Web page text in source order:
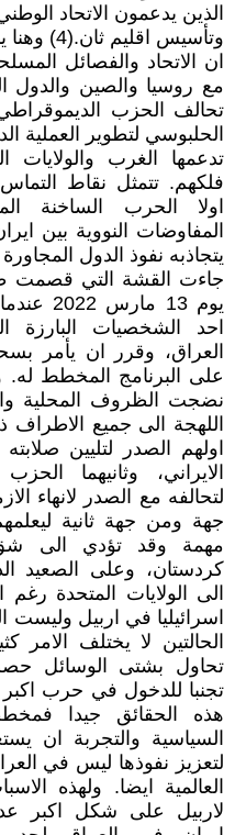
الذين يدعمون الاتحاد
وتأسيس
ان الاتحاد والفصائل
مع روسيا والصين والدول
تحالف الحزب
الحلبوسي لتطوير العملية
تدعمها الغرب والولايات
فلكهم. تتمثل نقاط
اولا الحرب الساخنة
المفاوضات النووية بين
يتجاذبه نفوذ الدول
جاءت القشة التي قصمت
يوم 13
احد الشخصيات البارزة
العراق، وقرر ان يأمر
على البرنامج المخطط له.
نضجت الظروف المحلية
اللهجة الى جميع الاطراف
اولهم الصدر لتليين
الايراني، وثانيهما
لتحالفه مع الصدر لانهاء
جهة ومن جهة ثانية
مهمة وقد تؤدي الى شق
كردستان، وعلى الصعيد
الى الولايات المتحدة رغم
اسرائيليا في اربيل وليست
الحالتين لا يختلف الامر
تحاول بشتى الوسائل حصر
تجنبا للدخول في حرب اكبر
هذه الحقائق جيدا
السياسية والتجربة ان
لتعزيز نفوذها ليس في
العالمية ايضا. ولهذه
لاربيل على شكل اكبر